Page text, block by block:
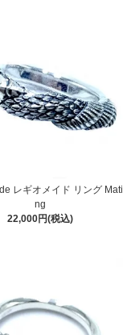
レギオメイド リング Mati
ng
22,000円(税込)